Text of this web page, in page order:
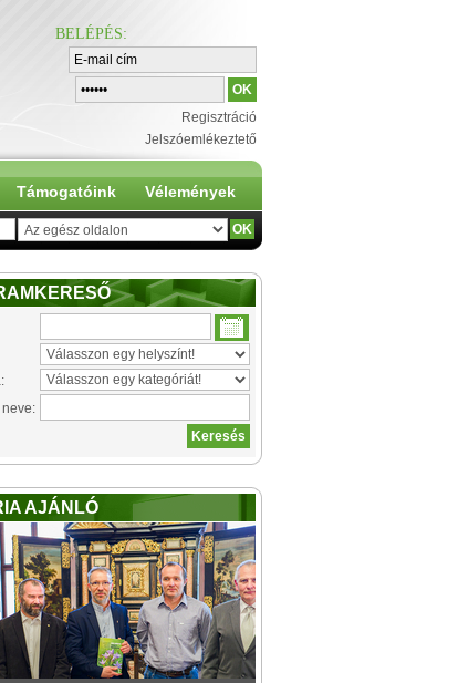
BELÉPÉS:
Regisztráció
Jelszóemlékeztető
Támogatóink Vélemények
neve:
AJÁNLÓ